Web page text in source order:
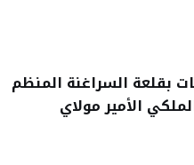
بقلعة السراغنة المنظم
الأمير مولاي